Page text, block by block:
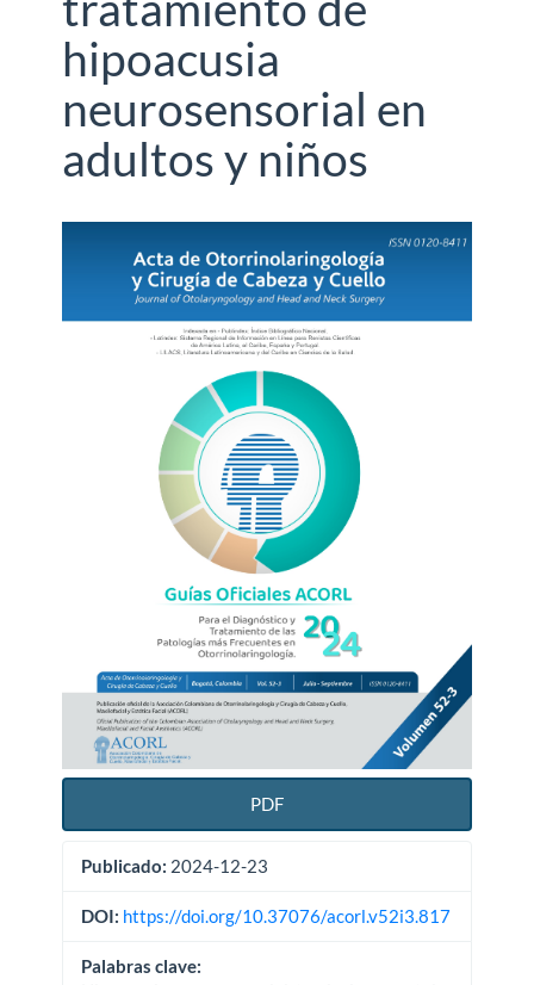
hipoacusia
neurosensorial en
adultos y niños
Barra
lateral
del
artículo
PDF
Publicado: 2024-12-23
DOI: https://doi.org/10.37076/acorl.v52i3.817
Palabras clave: